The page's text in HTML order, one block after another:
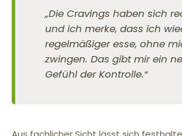
„Die Cravings haben sich
und ich merke, dass ich
regelmäßiger esse, ohne
zwingen. Das gibt mir ein
Gefühl der Kontrolle.“